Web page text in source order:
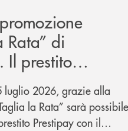
Rata” di
Il prestito
che si fa in due
luglio 2026, grazie alla
la Rata” sarà possibile
Prestipay con il